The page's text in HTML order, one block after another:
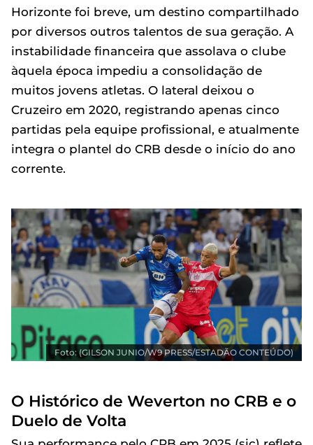
Horizonte foi breve, um destino compartilhado
por diversos outros talentos de sua geração. A
instabilidade financeira que assolava o clube
àquela época impediu a consolidação de
muitos jovens atletas. O lateral deixou o
Cruzeiro em 2020, registrando apenas cinco
partidas pela equipe profissional, e atualmente
integra o plantel do CRB desde o início do ano
corrente.
Foto: (GILSON JUNIO/W9 PRESS/ESTADÃO CONTEÚDO)
O Histórico de Weverton no CRB e o
Duelo de Volta